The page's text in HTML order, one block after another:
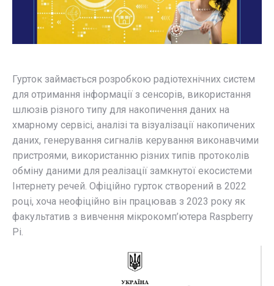
Гурток займається розробкою радіотехнічних систем
для отримання інформації з сенсорів, використання
шлюзів різного типу для накопичення даних на
хмарному сервісі, аналізі та візуалізації накопичених
даних, генерування сигналів керування виконавчими
пристроями, використанню різних типів протоколів
обміну даними для реалізації замкнутої екосистеми
Інтернету речей. Офіційно гурток створений в 2022
році, хоча неофіційно він працював з 2023 року як
факультатив з вивчення мікрокомп’ютера Raspberry
Pi.